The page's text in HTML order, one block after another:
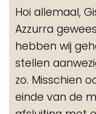
Hoi allemaal,
Azzurra
hebben wij
stellen
zo. Misschien
einde van de